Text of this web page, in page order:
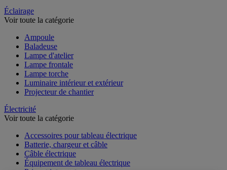
Éclairage
Voir toute la catégorie
Ampoule
Baladeuse
Lampe d'atelier
Lampe frontale
Lampe torche
Luminaire intérieur et extérieur
Projecteur de chantier
Électricité
Voir toute la catégorie
Accessoires pour tableau électrique
Batterie, chargeur et câble
Câble électrique
Équipement de tableau électrique